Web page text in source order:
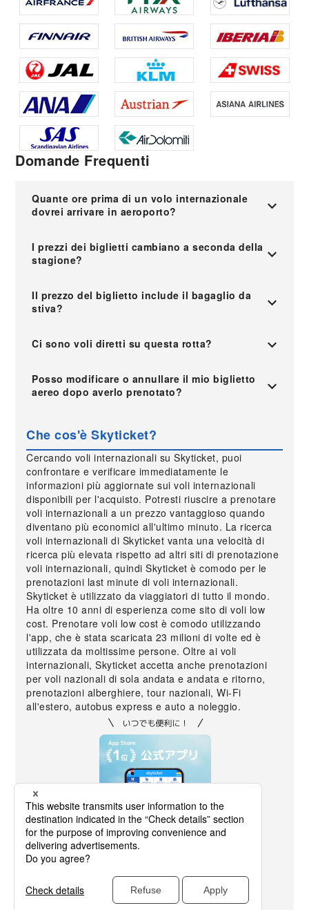
Domande Frequenti
Quante ore prima di un volo internazionale
dovrei arrivare in aeroporto?
I prezzi dei biglietti cambiano a seconda della
stagione?
Il prezzo del biglietto include il bagaglio da
stiva?
Ci sono voli diretti su questa rotta?
Posso modificare o annullare il mio biglietto
aereo dopo averlo prenotato?
Che cos'è Skyticket?
Cercando voli internazionali su Skyticket, puoi
confrontare e verificare immediatamente le
informazioni più aggiornate sui voli internazionali
disponibili per l'acquisto. Potresti riuscire a prenotare
voli internazionali a un prezzo vantaggioso quando
diventano più economici all'ultimo minuto. La ricerca
voli internazionali di Skyticket vanta una velocità di
ricerca più elevata rispetto ad altri siti di prenotazione
voli internazionali, quindi Skyticket è comodo per le
prenotazioni last minute di voli internazionali.
Skyticket è utilizzato da viaggiatori di tutto il mondo.
Ha oltre 10 anni di esperienza come sito di voli low
cost. Prenotare voli low cost è comodo utilizzando
l'app, che è stata scaricata 23 milioni di volte ed è
utilizzata da moltissime persone. Oltre ai voli
internazionali, Skyticket accetta anche prenotazioni
per voli nazionali di sola andata e andata e ritorno,
prenotazioni alberghiere, tour nazionali, Wi-Fi
all'estero, autobus express e auto a noleggio.